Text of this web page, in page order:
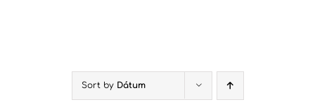
Sort by Dátum